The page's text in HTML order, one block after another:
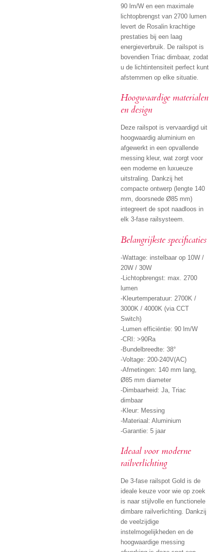
90 lm/W en een maximale
lichtopbrengst van 2700 lumen
levert de Rosalin krachtige
prestaties bij een laag
energieverbruik. De railspot is
bovendien Triac dimbaar, zodat
u de lichtintensiteit perfect kunt
afstemmen op elke situatie.
Hoogwaardige materialen
en design
Deze railspot is vervaardigd uit
hoogwaardig aluminium en
afgewerkt in een opvallende
messing kleur, wat zorgt voor
een moderne en luxueuze
uitstraling. Dankzij het
compacte ontwerp (lengte 140
mm, doorsnede Ø85 mm)
integreert de spot naadloos in
elk 3-fase railsysteem.
Belangrijkste specificaties
-Wattage: instelbaar op 10W /
20W / 30W
-Lichtopbrengst: max. 2700
lumen
-Kleurtemperatuur: 2700K /
3000K / 4000K (via CCT
Switch)
-Lumen efficiëntie: 90 lm/W
-CRI: >90Ra
-Bundelbreedte: 38°
-Voltage: 200-240V(AC)
-Afmetingen: 140 mm lang,
Ø85 mm diameter
-Dimbaarheid: Ja, Triac
dimbaar
-Kleur: Messing
-Materiaal: Aluminium
-Garantie: 5 jaar
Ideaal voor moderne
railverlichting
De 3-fase railspot Gold is de
ideale keuze voor wie op zoek
is naar stijlvolle en functionele
dimbare railverlichting. Dankzij
de veelzijdige
instelmogelijkheden en de
hoogwaardige messing